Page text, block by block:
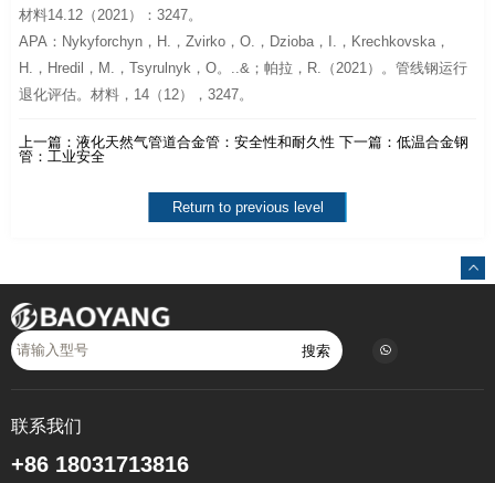
材料14.12（2021）：3247。
APA：Nykyforchyn，H.，Zvirko，O.，Dzioba，I.，Krechkovska，
H.，Hredil，M.，Tsyrulnyk，O。..&；帕拉，R.（2021）。管线钢运行
退化评估。材料，14（12），3247。
上一篇：液化天然气管道合金管：安全性和耐久性 下一篇：低温合金钢
管：工业安全
Return to previous level
搜索
联系我们
+86 18031713816